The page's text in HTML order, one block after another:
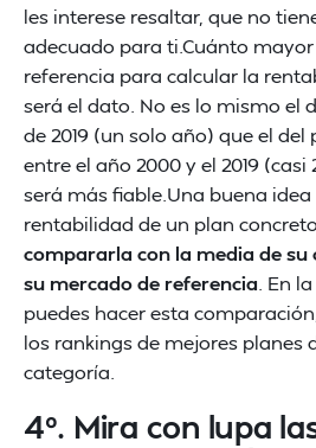
les interese resaltar, que no
adecuado para ti.Cuánto
referencia para calcular la
será el dato. No es lo mismo el
de 2019 (un solo año) que el
entre el año 2000 y el 2019
será más fiable.Una buena
rentabilidad de un plan
compararla con la media de su
su mercado de referencia . En
puedes hacer esta
los rankings de mejores planes
categoría.
4º. Mira con lupa